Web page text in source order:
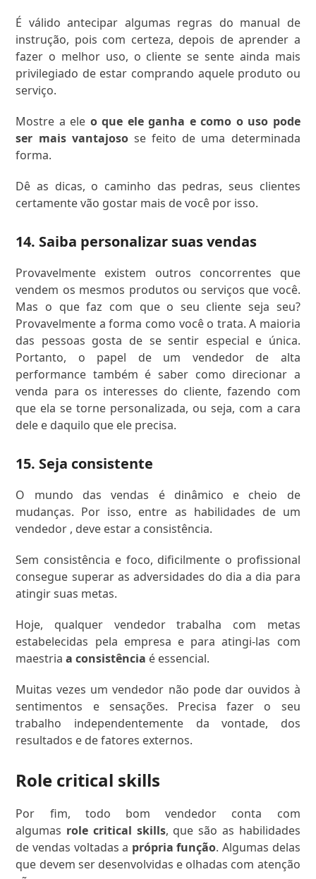
É válido antecipar algumas regras do manual de
instrução, pois com certeza, depois de aprender a
fazer o melhor uso, o cliente se sente ainda mais
privilegiado de estar comprando aquele produto ou
serviço.
Mostre a ele o que ele ganha e como o uso pode
ser mais vantajosose feito de uma determinada
forma.
Dê as dicas, o caminho das pedras, seus clientes
certamente vão gostar mais de você por isso.
14. Saiba personalizar suas vendas
Provavelmente existem outros concorrentes que
vendem os mesmos produtos ou serviços que você.
Mas o que faz com que o seu cliente seja seu?
Provavelmente a forma como você o trata. A maioria
das pessoas gosta de se sentir especial e única.
Portanto, o papel de um vendedor de alta
performance também é saber como direcionar a
venda para os interesses do cliente, fazendo com
que ela se torne personalizada, ou seja, com a cara
dele e daquilo que ele precisa.
15. Seja consistente
O mundo das vendas é dinâmico e cheio de
mudanças. Por isso, entre as habilidades de um
vendedor , deve estar a consistência.
Sem consistência e foco, dificilmente o profissional
consegue superar as adversidades do dia a dia para
atingir suas metas.
Hoje, qualquer vendedor trabalha com metas
estabelecidas pela empresa e para atingi-las com
maestriaa consistência é essencial.
Muitas vezes um vendedor não pode dar ouvidos à
sentimentos e sensações. Precisa fazer o seu
trabalho independentemente da vontade, dos
resultados e de fatores externos.
Role critical skills
Por fim, todo bom vendedor conta com
algumas role critical skills, que são as habilidades
de vendas voltadas a própria função. Algumas delas
que devem ser desenvolvidas e olhadas com atenção